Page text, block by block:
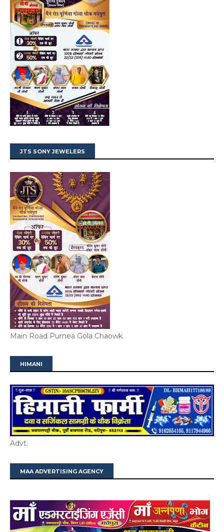
JTS SONY JEWELERS
Main Road Purnea Gola Chaowk
HIMANI
Advt.
MAA ADVERTISING AGENCY